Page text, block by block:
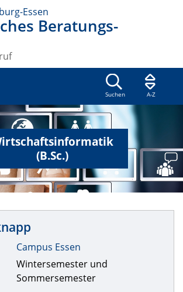
Essen
Beratungs-
Suchen A-Z
(B.Sc.)
Campus Essen
Wintersemester und
Sommersemester